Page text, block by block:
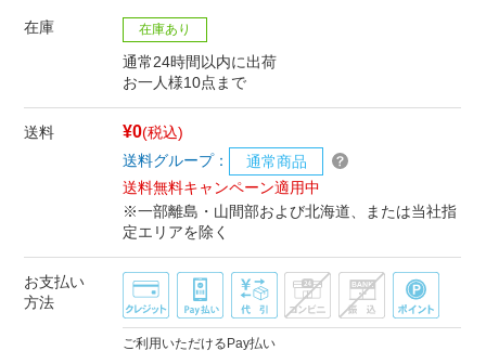
在庫 在庫あり
通常24時間以内に出荷
お一人様10点まで
送料 ¥0(税込)
送料グループ：
通常商品
送料無料キャンペーン適用中
※一部離島・山間部および北海道、または当社指
定エリアを除く
お支払い
方法
ご利用いただけるPay払い